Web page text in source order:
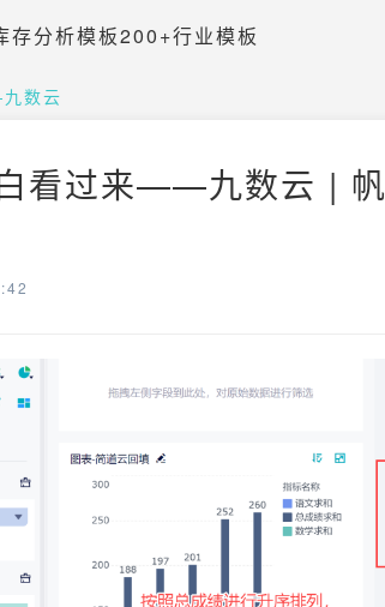
存分析模板200+行业模板
数云
看过来——九数云 |